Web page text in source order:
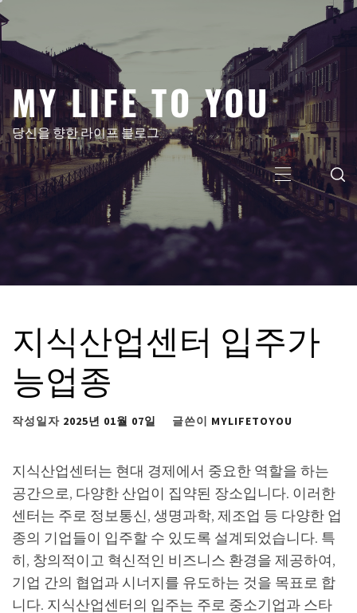
텐
건
뛰
기
MY LIFE TO YOU
당신을 향한 라이프 블로그
주
메
뉴
지식산업센터 입주가
능업종
작성일자 2025년 01월 07일 글쓴이 MYLIFETOYOU
지식산업센터는 현대 경제에서 중요한 역할을 하는
공간으로, 다양한 산업이 집약된 장소입니다. 이러한
센터는 주로 정보통신, 생명과학, 제조업 등 다양한 업
종의 기업들이 입주할 수 있도록 설계되었습니다. 특
히, 창의적이고 혁신적인 비즈니스 환경을 제공하여,
기업 간의 협업과 시너지를 유도하는 것을 목표로 합
니다. 지식산업센터의 입주는 주로 중소기업과 스타